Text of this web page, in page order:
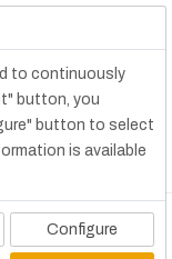
to continuously
button, you
button to select
is available
Configure